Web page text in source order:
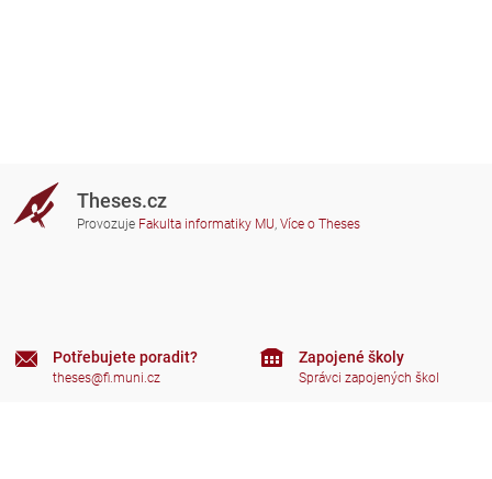
Theses.cz
Provozuje Fakulta informatiky MU, Více o Theses
Potřebujete poradit?
theses@fi.muni.cz
Zapojené školy
Správci zapojených škol